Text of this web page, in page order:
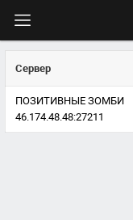
Сервер
ПОЗИТИВНЫЕ ЗОМБИ
46.174.48.48:27211